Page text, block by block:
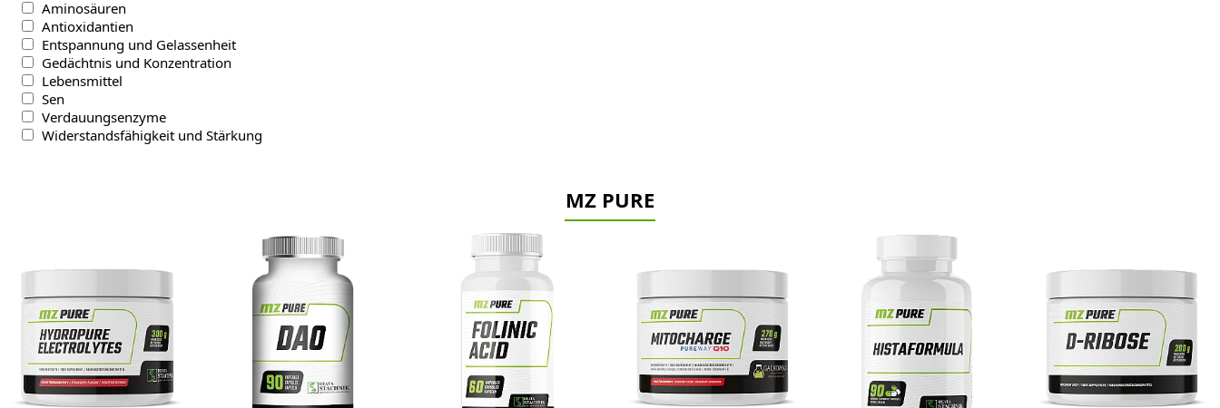
Aminosäuren
Antioxidantien
Entspannung und Gelassenheit
Gedächtnis und Konzentration
Lebensmittel
Sen
Verdauungsenzyme
Widerstandsfähigkeit und Stärkung
MZ PURE